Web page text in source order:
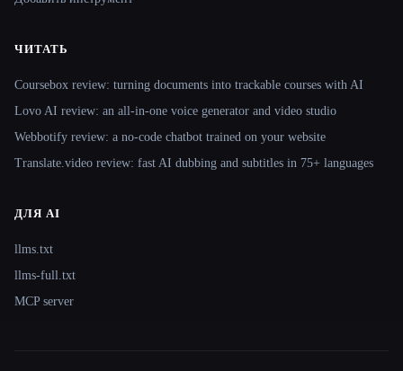
ЧИТАТЬ
Coursebox review: turning documents into trackable courses with AI
Lovo AI review: an all-in-one voice generator and video studio
Webbotify review: a no-code chatbot trained on your website
Translate.video review: fast AI dubbing and subtitles in 75+ languages
ДЛЯ AI
llms.txt
llms-full.txt
MCP server